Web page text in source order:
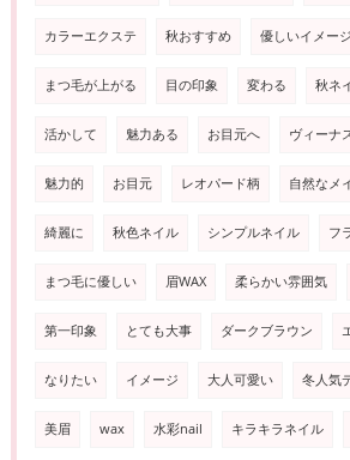
カラーエクステ 秋おすすめ 優しいイメージ
まつ毛が上がる 目の印象 変わる 秋ネ
活かして 魅力ある お目元へ ヴィーナ
魅力的 お目元 レオパード柄 自然なメ
綺麗に 秋色ネイル シンプルネイル フ
まつ毛に優しい 眉WAX 柔らかい雰囲気
第一印象 とても大事 ダークブラウン
なりたい イメージ 大人可愛い 冬人気
美眉 wax 水彩nail キラキラネイル